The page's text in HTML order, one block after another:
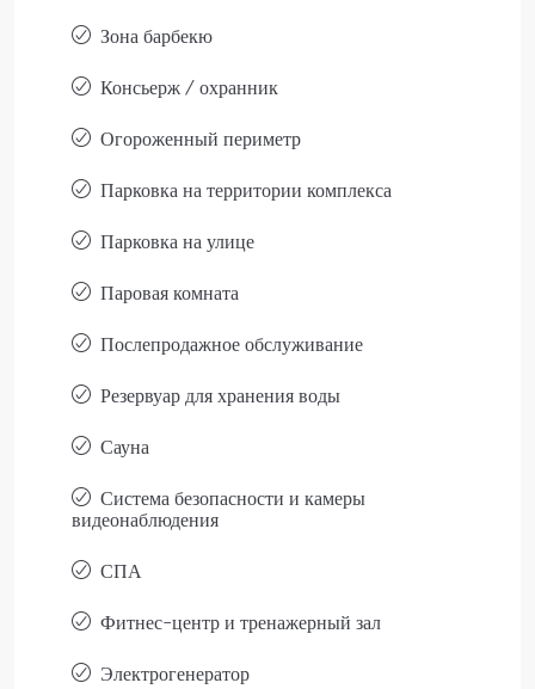
Зона барбекю
Консьерж / охранник
Огороженный периметр
Парковка на территории комплекса
Парковка на улице
Паровая комната
Послепродажное обслуживание
Резервуар для хранения воды
Сауна
Система безопасности и камеры
видеонаблюдения
СПА
Фитнес-центр и тренажерный зал
Электрогенератор